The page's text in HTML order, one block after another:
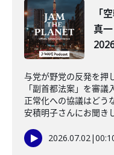
「
真
与党が野党の反発を押
「副首都法案」を審議
正常化への協議はどう
安積明子さんにお聞き
2026.07.02|